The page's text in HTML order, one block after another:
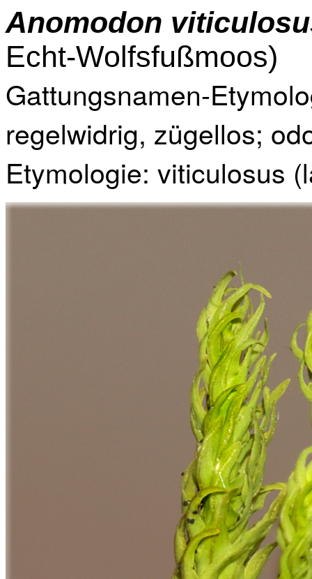
Anomodon
Echt-Wolfsfußmoos)
Gattungsnamen-
regelwidrig, zügellos;
Etymologie: viticulosus